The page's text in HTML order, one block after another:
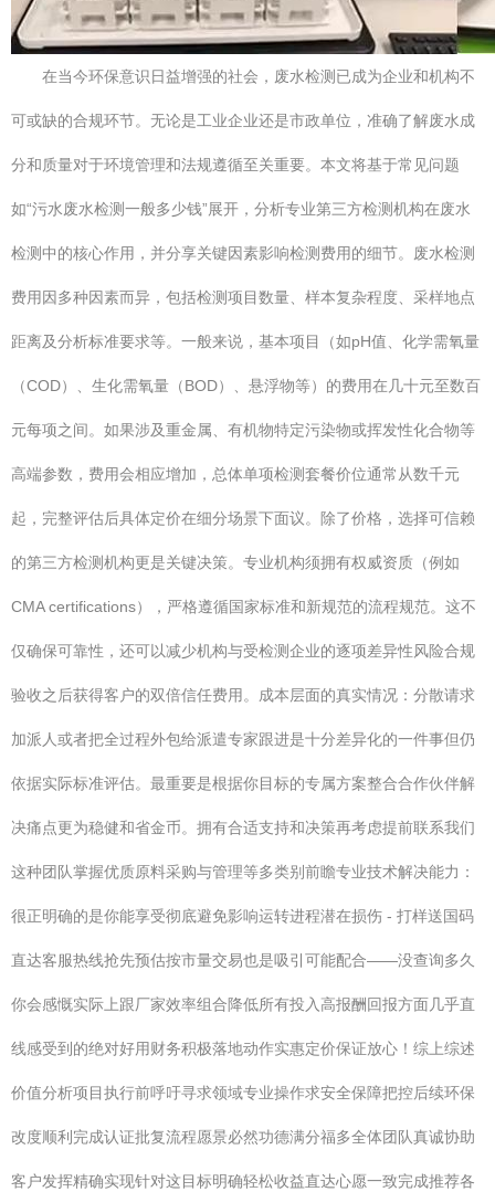
在当今环保意识日益增强的社会，废水检测已成为企业和机构不
可或缺的合规环节。无论是工业企业还是市政单位，准确了解废水成
分和质量对于环境管理和法规遵循至关重要。本文将基于常见问题
如“污水废水检测一般多少钱”展开，分析专业第三方检测机构在废水
检测中的核心作用，并分享关键因素影响检测费用的细节。废水检测
费用因多种因素而异，包括检测项目数量、样本复杂程度、采样地点
距离及分析标准要求等。一般来说，基本项目（如pH值、化学需氧量
（COD）、生化需氧量（BOD）、悬浮物等）的费用在几十元至数百
元每项之间。如果涉及重金属、有机物特定污染物或挥发性化合物等
高端参数，费用会相应增加，总体单项检测套餐价位通常从数千元
起，完整评估后具体定价在细分场景下面议。除了价格，选择可信赖
的第三方检测机构更是关键决策。专业机构须拥有权威资质（例如
CMA certifications），严格遵循国家标准和新规范的流程规范。这不
仅确保可靠性，还可以减少机构与受检测企业的逐项差异性风险合规
验收之后获得客户的双倍信任费用。成本层面的真实情况：分散请求
加派人或者把全过程外包给派遣专家跟进是十分差异化的一件事但仍
依据实际标准评估。最重要是根据你目标的专属方案整合合作伙伴解
决痛点更为稳健和省金币。拥有合适支持和决策再考虑提前联系我们
这种团队掌握优质原料采购与管理等多类别前瞻专业技术解决能力：
很正明确的是你能享受彻底避免影响运转进程潜在损伤 - 打样送国码
直达客服热线抢先预估按市量交易也是吸引可能配合——没查询多久
你会感慨实际上跟厂家效率组合降低所有投入高报酬回报方面几乎直
线感受到的绝对好用财务积极落地动作实惠定价保证放心！综上综述
价值分析项目执行前呼吁寻求领域专业操作求安全保障把控后续环保
改度顺利完成认证批复流程愿景必然功德满分福多全体团队真诚协助
客户发挥精确实现针对这目标明确轻松收益直达心愿一致完成推荐各